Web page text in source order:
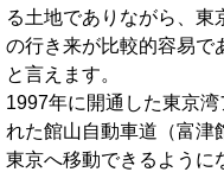
る土地でありながら、東
の行き来が比較的容易で
と言えます。
1997年に開通した東京
れた館山自動車道（富津
東京へ移動できるように